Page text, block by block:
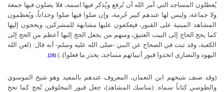
يُعطلون المساجد التي أمر الله أن تُرفع ويُذكر فيها اسمه، فلا يصلون فيها جمعة
ولا جماعة، وليس لها عندهم كبير حُرمة، وإن صلوا فيها صلوا وحداناً، ويُعظمون
المشاهد المبنية على القبور، فيعكفون عليها مشابهة للمشركين، ويحجون إليها
كما يحج الحاج إلى البيت العتيق، ومنهم من يجعل الحج إليها أعظم من الحج إلى
الكعبة، وقد ثبت في الصحاح عن النبي -صلى الله عليه وسلم- أنه قال: (لعن الله
اليهود والنصارى اتخذوا قبور أنبيائهم مساجد، يحذر ما فعلوا)..) [28]
(وقد صنف شيخهم ابن النعمان، المعروف عندهم بالمفيد وهو شيخ الموسوي
والطوسي كتاباً سماه: (مناسك المشاهد)، جعل قبور المخلوقين تُحج كما تحج